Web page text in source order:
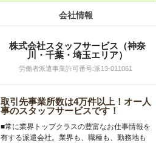
会社情報
株式会社スタッフサービス（神奈
川・千葉・埼玉エリア）
労働者派遣事業許可番号:派13-011061
取引先事業所数は4万件以上！オー人
事のスタッフサービスです！
■常に業界トップクラスの豊富なお仕事情報を
有する派遣会社。業界も、職種も、勤務地も